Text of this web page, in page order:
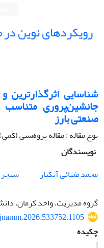
رویکردهای نوین در
شناسایی اثرگذارترین
جانشین‌پروری
صنعتی بارز
نوع مقاله : مقاله پژوهشی (کمی)
نویسندگان
محمد ضیائی آبکنار
گروه مدیریت، واحد کرمان،
چکیده